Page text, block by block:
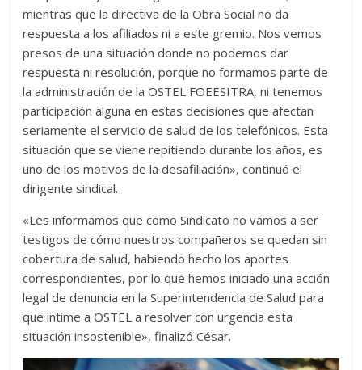
mientras que la directiva de la Obra Social no da
respuesta a los afiliados ni a este gremio. Nos vemos
presos de una situación donde no podemos dar
respuesta ni resolución, porque no formamos parte de
la administración de la OSTEL FOEESITRA, ni tenemos
participación alguna en estas decisiones que afectan
seriamente el servicio de salud de los telefónicos. Esta
situación que se viene repitiendo durante los años, es
uno de los motivos de la desafiliación», continuó el
dirigente sindical.
«Les informamos que como Sindicato no vamos a ser
testigos de cómo nuestros compañeros se quedan sin
cobertura de salud, habiendo hecho los aportes
correspondientes, por lo que hemos iniciado una acción
legal de denuncia en la Superintendencia de Salud para
que intime a OSTEL a resolver con urgencia esta
situación insostenible», finalizó César.